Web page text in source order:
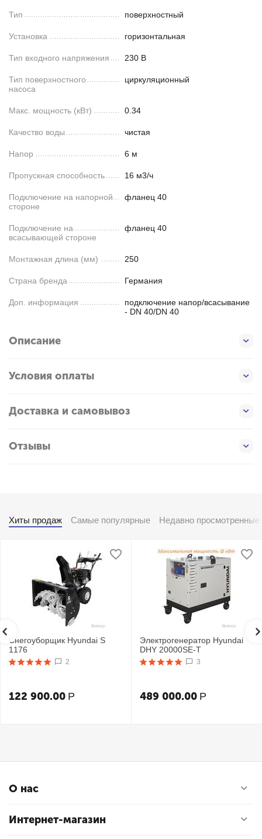
Тип поверхностный
Установка горизонтальная
Тип входного напряжения 230 В
Тип поверхностного
насоса
циркуляционный
Макс. мощность (кВт) 0.34
Качество воды чистая
Напор 6 м
Пропускная способность 16 м3/ч
Подключение на напорной
стороне
фланец 40
Подключение на
всасывающей стороне
фланец 40
Монтажная длина (мм) 250
Страна бренда Германия
Доп. информация
подключение напор/всасывание
- DN 40/DN 40
Описание
Условия оплаты
Доставка и самовывоз
Отзывы
Хиты продаж Самые популярные Недавно просмотренные
Снегоуборщик Hyundai S
1176
2
122 900.00 Р
Электрогенератор Hyundai
DHY 20000SE-T
3
489 000.00 Р
О нас
Интернет-магазин